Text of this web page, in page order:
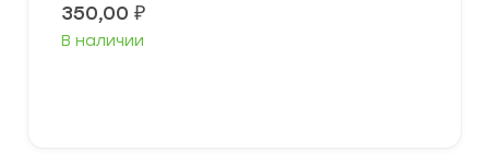
350,00 ₽
В наличии